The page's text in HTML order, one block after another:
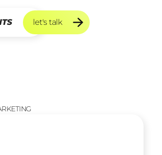
let's talk
let's talk